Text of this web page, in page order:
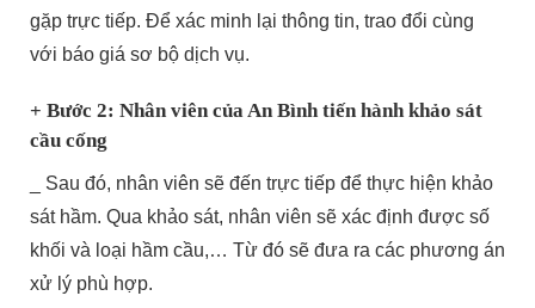
gặp trực tiếp. Để xác minh lại thông tin, trao đổi cùng
với báo giá sơ bộ dịch vụ.
+ Bước 2: Nhân viên của An Bình tiến hành khảo sát
cầu cống
_ Sau đó, nhân viên sẽ đến trực tiếp để thực hiện khảo
sát hầm. Qua khảo sát, nhân viên sẽ xác định được số
khối và loại hầm cầu,… Từ đó sẽ đưa ra các phương án
xử lý phù hợp.